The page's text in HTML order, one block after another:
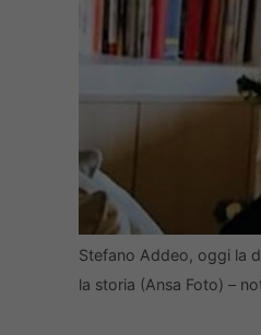
Stefano Addeo, oggi la
la storia (Ansa Foto) –